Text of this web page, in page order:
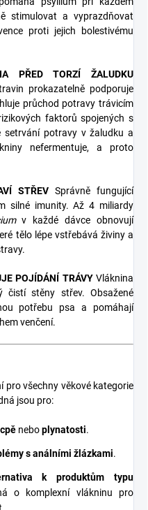
stimulovat a vyprazdňovat
proti jejich bolestivému
PŘED TORZÍ ŽALUDKU
prokazatelně podporuje
průchod potravy trávicím
faktorů spojených s
setrvání potravy v žaludku a
nefermentuje, a proto
STŘEV Správně fungující
silné imunity. Až 4 miliardy
v každé dávce obnovují
tělo lépe vstřebává živiny a
POJÍDÁNÍ TRÁVYVláknina
čistí stěny střev. Obsažené
potřebu psa a pomáhají
venčení.
pro všechny věkové kategorie
jsou pro:
neboplynatosti.
s análními žlázkami.
k produktům typu
o komplexní vlákninu pro